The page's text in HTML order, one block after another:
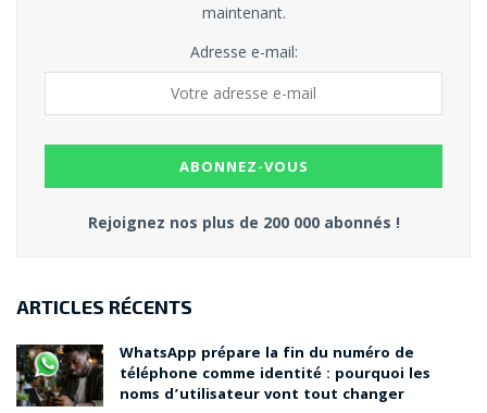
maintenant.
Adresse e-mail:
Rejoignez nos plus de 200 000 abonnés !
ARTICLES RÉCENTS
WhatsApp prépare la fin du numéro de
téléphone comme identité : pourquoi les
noms d’utilisateur vont tout changer